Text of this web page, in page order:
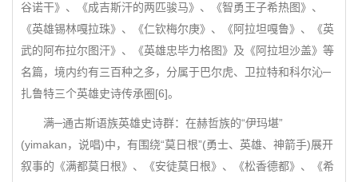
谷诺干》、《成吉斯汗的两匹骏马》、《智勇王子希热图》、
《英雄锡林嘎拉珠》、《仁钦梅尔庚》、《阿拉坦嘎鲁》、《英
武的阿布拉尔图汗》、《英雄忠毕力格图》及《阿拉坦沙盖》等
名篇，境内约有三百种之多，分属于巴尔虎、卫拉特和科尔沁─
扎鲁特三个英雄史诗传承圈[6]。
满─通古斯语族英雄史诗群：在赫哲族的“伊玛堪”
(yimakan，说唱)中，有围绕“莫日根”(勇士、英雄、神箭手)展开
叙事的《满都莫日根》、《安徒莫日根》、《松香德都》、《希